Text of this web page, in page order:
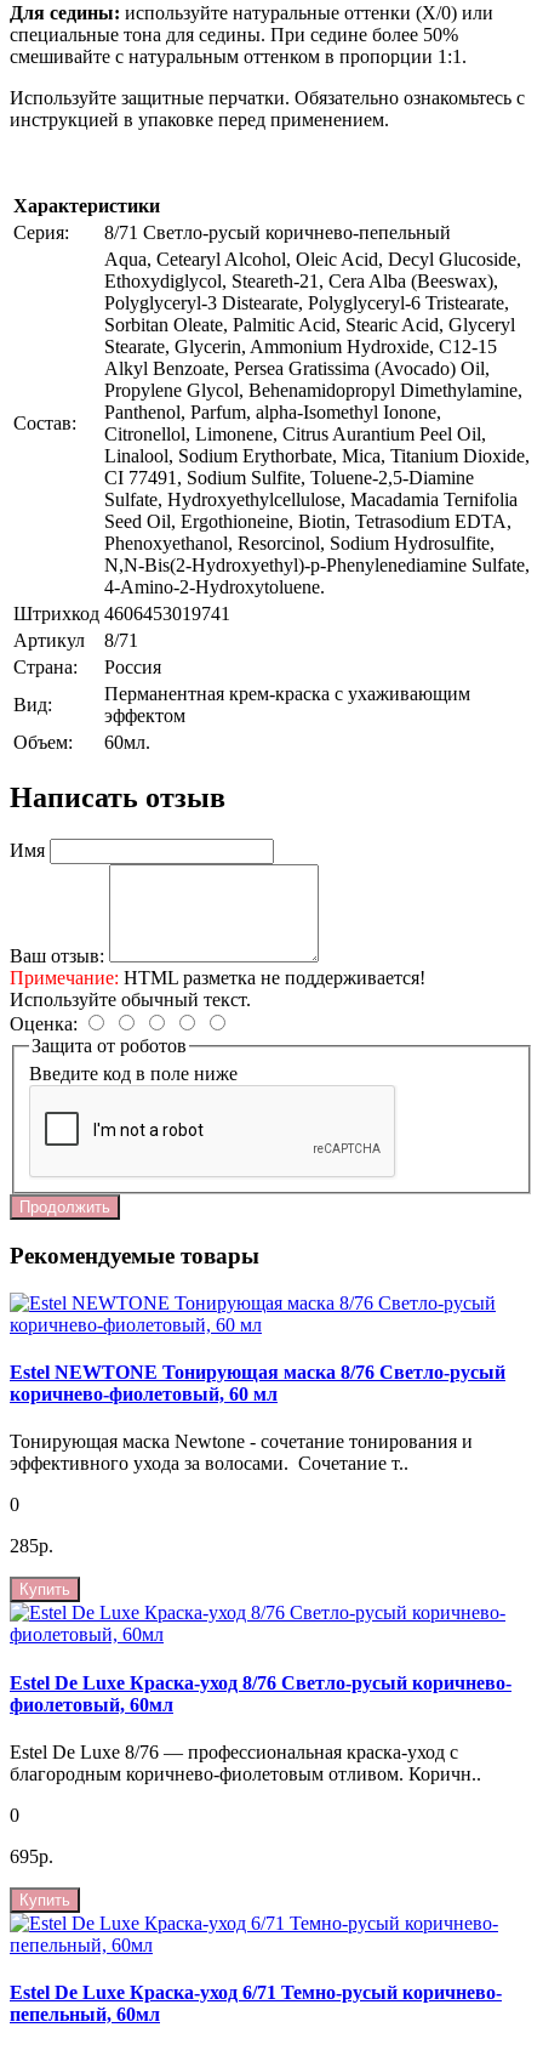
Для седины: используйте натуральные оттенки (X/0) или
специальные тона для седины. При седине более 50%
смешивайте с натуральным оттенком в пропорции 1:1.
Используйте защитные перчатки. Обязательно ознакомьтесь с
инструкцией в упаковке перед применением.
Характеристики
Серия:
8/71 Светло-русый коричнево-пепельный
Состав:
Aqua, Cetearyl Alcohol, Oleic Acid, Decyl Glucoside,
Ethoxydiglycol, Steareth-21, Cera Alba (Beeswax),
Polyglyceryl-3 Distearate, Polyglyceryl-6 Tristearate,
Sorbitan Oleate, Palmitic Acid, Stearic Acid, Glyceryl
Stearate, Glycerin, Ammonium Hydroxide, C12-15
Alkyl Benzoate, Persea Gratissima (Avocado) Oil,
Propylene Glycol, Behenamidopropyl Dimethylamine,
Panthenol, Parfum, alpha-Isomethyl Ionone,
Citronellol, Limonene, Citrus Aurantium Peel Oil,
Linalool, Sodium Erythorbate, Mica, Titanium Dioxide,
CI 77491, Sodium Sulfite, Toluene-2,5-Diamine
Sulfate, Hydroxyethylcellulose, Macadamia Ternifolia
Seed Oil, Ergothioneine, Biotin, Tetrasodium EDTA,
Phenoxyethanol, Resorcinol, Sodium Hydrosulfite,
N,N-Bis(2-Hydroxyethyl)-p-Phenylenediamine Sulfate,
4-Amino-2-Hydroxytoluene.
Штрихкод 4606453019741
Артикул
8/71
Страна:
Россия
Вид:
Перманентная крем-краска с ухаживающим
эффектом
Объем:
60мл.
Написать отзыв
Имя
Ваш отзыв:
Примечание: HTML разметка не поддерживается!
Используйте обычный текст.
Оценка:
Защита от роботов
Введите код в поле ниже
Продолжить
Рекомендуемые товары
Estel NEWTONE Тонирующая маска 8/76 Светло-русый
коричнево-фиолетовый, 60 мл
Тонирующая маска Newtone - сочетание тонирования и
эффективного ухода за волосами. Сочетание т..
0
285р.
Купить
Estel De Luxe Краска-уход 8/76 Светло-русый коричнево-
фиолетовый, 60мл
Estel De Luxe 8/76 — профессиональная краска-уход с
благородным коричнево-фиолетовым отливом. Коричн..
0
695р.
Купить
Estel De Luxe Краска-уход 6/71 Темно-русый коричнево-
пепельный, 60мл